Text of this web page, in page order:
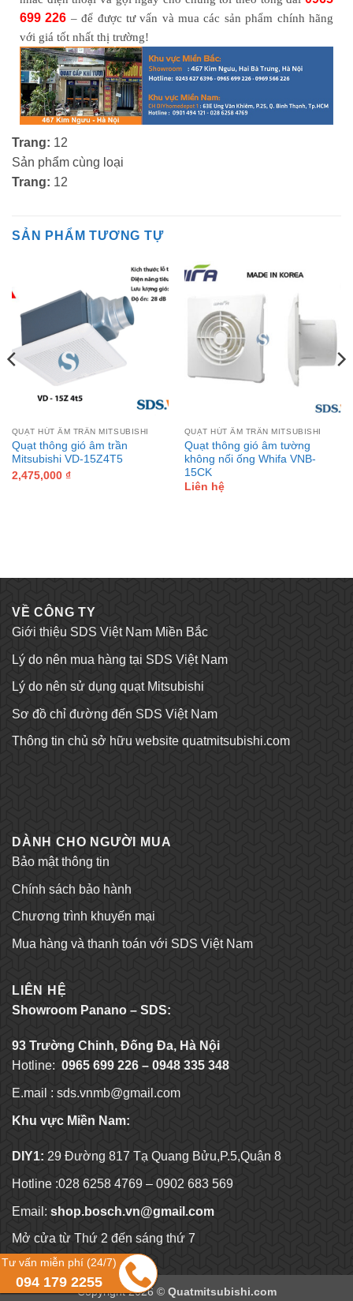
699 226 – để được tư vấn và mua các sản phẩm chính hãng
với giá tốt nhất thị trường!
Trang: 12
Sản phẩm cùng loại
Trang: 12
SẢN PHẨM TƯƠNG TỰ
QUẠT HÚT ÂM TRẦN MITSUBISHI
Quạt thông gió âm trần
Mitsubishi VD-15Z4T5
2,475,000 ₫
QUẠT HÚT ÂM TRẦN MITSUBISHI
Quạt thông gió âm tường
không nối ống Whifa VNB-
15CK
Liên hệ
VỀ CÔNG TY
Giới thiệu SDS Việt Nam Miền Bắc
Lý do nên mua hàng tại SDS Việt Nam
Lý do nên sử dụng quạt Mitsubishi
Sơ đồ chỉ đường đến SDS Việt Nam
Thông tin chủ sở hữu website quatmitsubishi.com
DÀNH CHO NGƯỜI MUA
Bảo mật thông tin
Chính sách bảo hành
Chương trình khuyến mại
Mua hàng và thanh toán với SDS Việt Nam
LIÊN HỆ
Showroom Panano – SDS:
93 Trường Chinh, Đống Đa, Hà Nội
Hotline: 0965 699 226 – 0948 335 348
E.mail : sds.vnmb@gmail.com
Khu vực Miền Nam:
DIY1: 29 Đường 817 Tạ Quang Bửu,P.5,Quận 8
Hotline :028 6258 4769 – 0902 683 569
Email: shop.bosch.vn@gmail.com
Mở cửa từ Thứ 2 đến sáng thứ 7
Copyright 2026 © Quatmitsubishi.com
Tư vấn miễn phí (24/7)
094 179 2255